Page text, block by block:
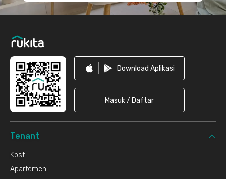
Download Aplikasi
Masuk / Daftar
Tenant
Kost
Apartemen